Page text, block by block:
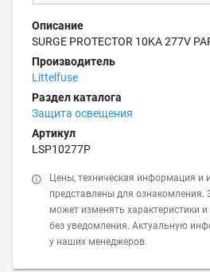
Описание
SURGE PROTECTOR 10KA 277V
Производитель
Littelfuse
Раздел каталога
Защита освещения
Артикул
LSP10277P
Цены, техническая информация и
представлены для ознакомления.
может изменять характеристики
без уведомления. Актуальную
у наших менеджеров.